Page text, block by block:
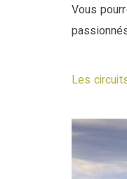
Vous
Les